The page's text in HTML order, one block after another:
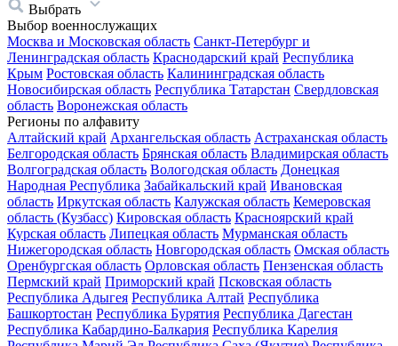
Выбрать
Выбор военнослужащих
Москва и Московская область Санкт-Петербург и
Ленинградская область Краснодарский край Республика
Крым Ростовская область Калининградская область
Новосибирская область Республика Татарстан Свердловская
область Воронежская область
Регионы по алфавиту
Алтайский край Архангельская область Астраханская область
Белгородская область Брянская область Владимирская область
Волгоградская область Вологодская область Донецкая
Народная Республика Забайкальский край Ивановская
область Иркутская область Калужская область Кемеровская
область (Кузбасс) Кировская область Красноярский край
Курская область Липецкая область Мурманская область
Нижегородская область Новгородская область Омская область
Оренбургская область Орловская область Пензенская область
Пермский край Приморский край Псковская область
Республика Адыгея Республика Алтай Республика
Башкортостан Республика Бурятия Республика Дагестан
Республика Кабардино-Балкария Республика Карелия